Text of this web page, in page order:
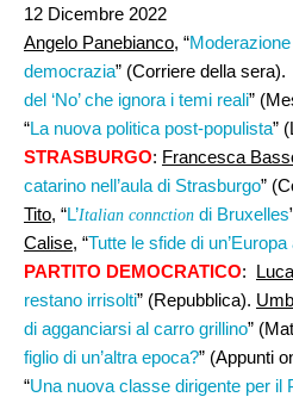
12 Dicembre 2022
Angelo Panebianco, “
democrazia” (Corriere della sera).
del ‘No’ che ignora i temi reali”
“La nuova politica post-populista”
STRASBURGO: Francesca
catarino nell’aula di Strasburgo”
Tito, “L’Italian connction di Bruxelles
Calise, “Tutte le sfide di un’Europa
PARTITO DEMOCRATICO:
restano irrisolti” (Repubblica).
di agganciarsi al carro grillino”
figlio di un’altra epoca?” (Appunti
“Una nuova classe dirigente per il